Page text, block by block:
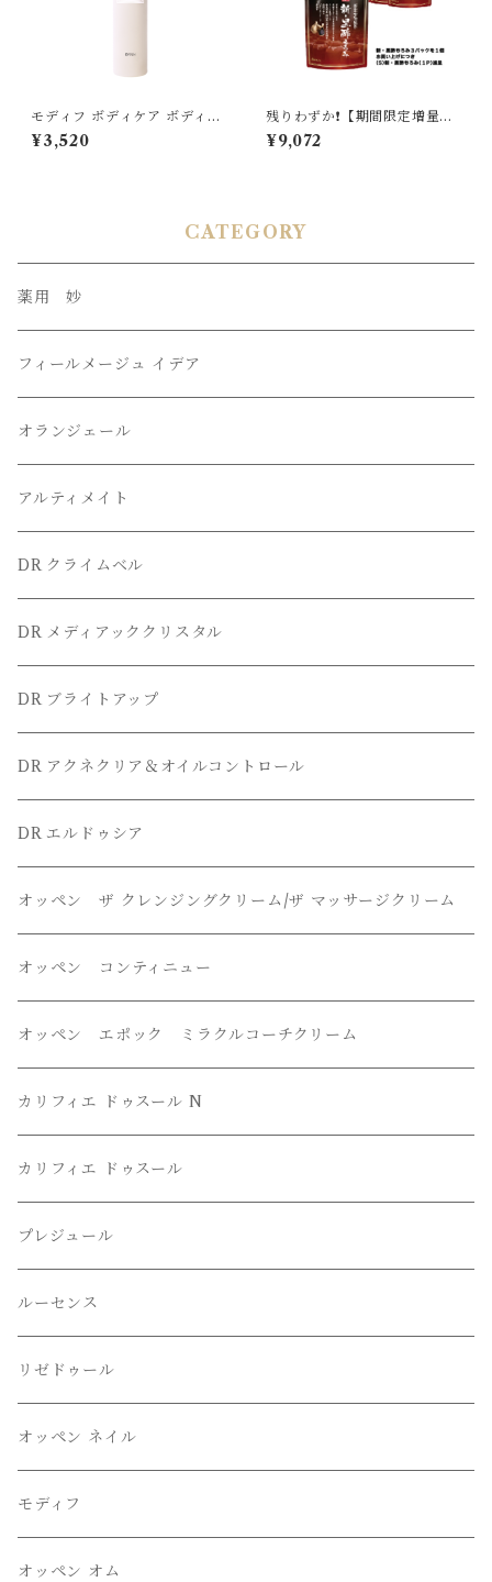
モディフ ボディケア ボディミ
ルク
¥3,520
残りわずか❗️【期間限定増量
中‼️】 新・黒酢もろみ 〈米
酢・にんにく加工食品〉4パッ
¥9,072
CATEGORY
薬用 妙
フィールメージュ イデア
オランジェール
アルティメイト
DR クライムベル
DR メディアッククリスタル
DR ブライトアップ
DR アクネクリア＆オイルコントロール
DR エルドゥシア
オッペン ザ クレンジングクリーム/ザ マッサージクリーム
オッペン コンティニュー
オッペン エポック ミラクルコーチクリーム
カリフィエ ドゥスール N
カリフィエ ドゥスール
プレジュール
ルーセンス
リゼドゥール
オッペン ネイル
モディフ
オッペン オム